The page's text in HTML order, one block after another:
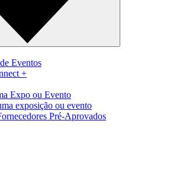
Eventos
+
Expo ou Evento
exposição ou evento
Pré-Aprovados